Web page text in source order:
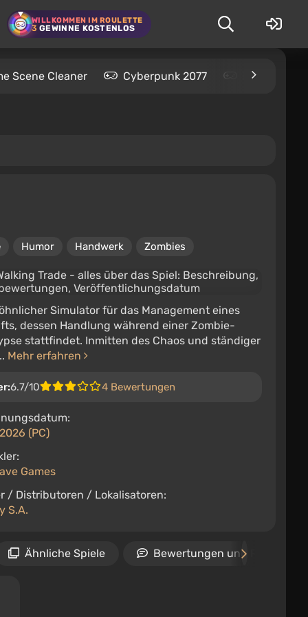
WILLKOMMEN IM ROULETTE
3 GEWINNE KOSTENLOS
Scene Cleaner Cyberpunk 2077 Kingdom
Humor Handwerk Zombies
Simulator für das Management eines
dessen Handlung während einer Zombie-
stattfindet. Inmitten des Chaos und ständiger
Mehr erfahren
6.7/10 4 Bewertungen
(PC)
Games
/ Distributoren / Lokalisatoren:
S.A.
Ähnliche Spiele Bewertungen und